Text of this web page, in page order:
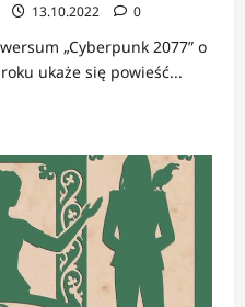
13.10.2022 0
„Cyberpunk 2077” o
ukaże się powieść...